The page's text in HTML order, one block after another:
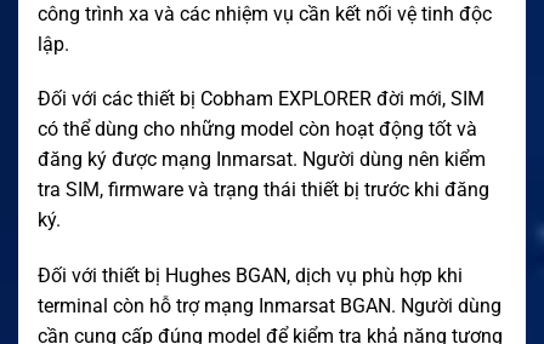
công trình xa và các nhiệm vụ cần kết nối vệ tinh độc
lập.
Đối với các thiết bị Cobham EXPLORER đời mới, SIM
có thể dùng cho những model còn hoạt động tốt và
đăng ký được mạng Inmarsat. Người dùng nên kiểm
tra SIM, firmware và trạng thái thiết bị trước khi đăng
ký.
Đối với thiết bị Hughes BGAN, dịch vụ phù hợp khi
terminal còn hỗ trợ mạng Inmarsat BGAN. Người dùng
cần cung cấp đúng model để kiểm tra khả năng tương